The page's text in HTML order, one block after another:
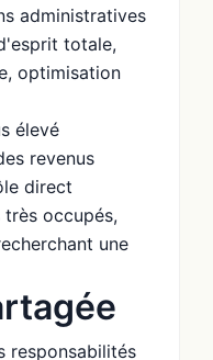
administratives
totale,
optimisation
élevé
revenus
direct
occupés,
une
responsabilités